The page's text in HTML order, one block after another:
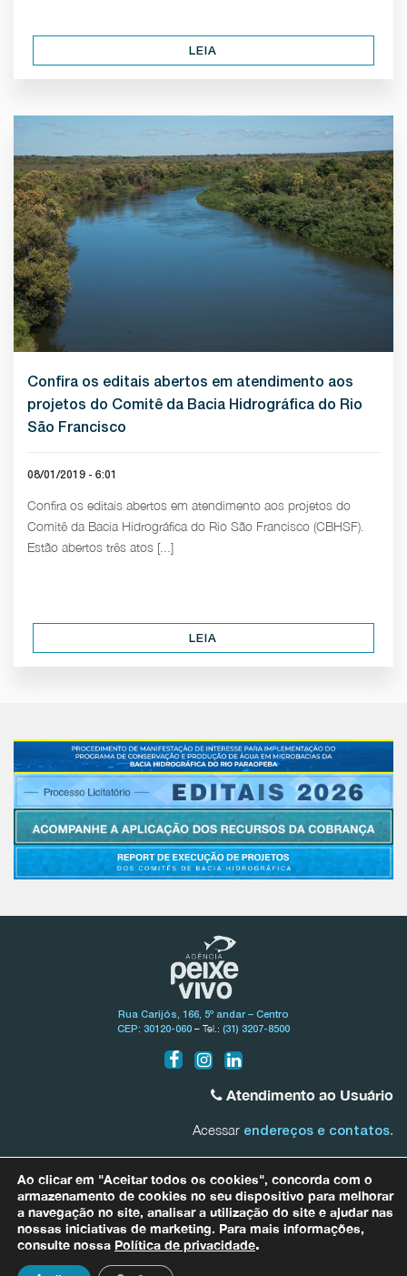
LEIA
Confira os editais abertos em atendimento aos
projetos do Comitê da Bacia Hidrográfica do Rio
São Francisco
08/01/2019 - 6:01
Confira os editais abertos em atendimento aos projetos do
Comitê da Bacia Hidrográfica do Rio São Francisco (CBHSF).
Estão abertos três atos [...]
LEIA
Rua Carijós, 166, 5º andar – Centro
CEP: 30120-060 – Tel.: (31) 3207-8500
Atendimento ao Usuário
Acessar endereços e contatos.
0800.031.1607
Bacias Afluentes Mineiras do Rio São Francisco0800.031.1608
Para quaisquer informações relacionadas a dados pessoais entre em
contato com nosso Encarregado de Proteção de Dados (DPO) por meio
Ao clicar em "Aceitar todos os cookies", concorda com o
armazenamento de cookies no seu dispositivo para melhorar
a navegação no site, analisar a utilização do site e ajudar nas
nossas iniciativas de marketing. Para mais informações,
consulte nossa Política de privacidade.